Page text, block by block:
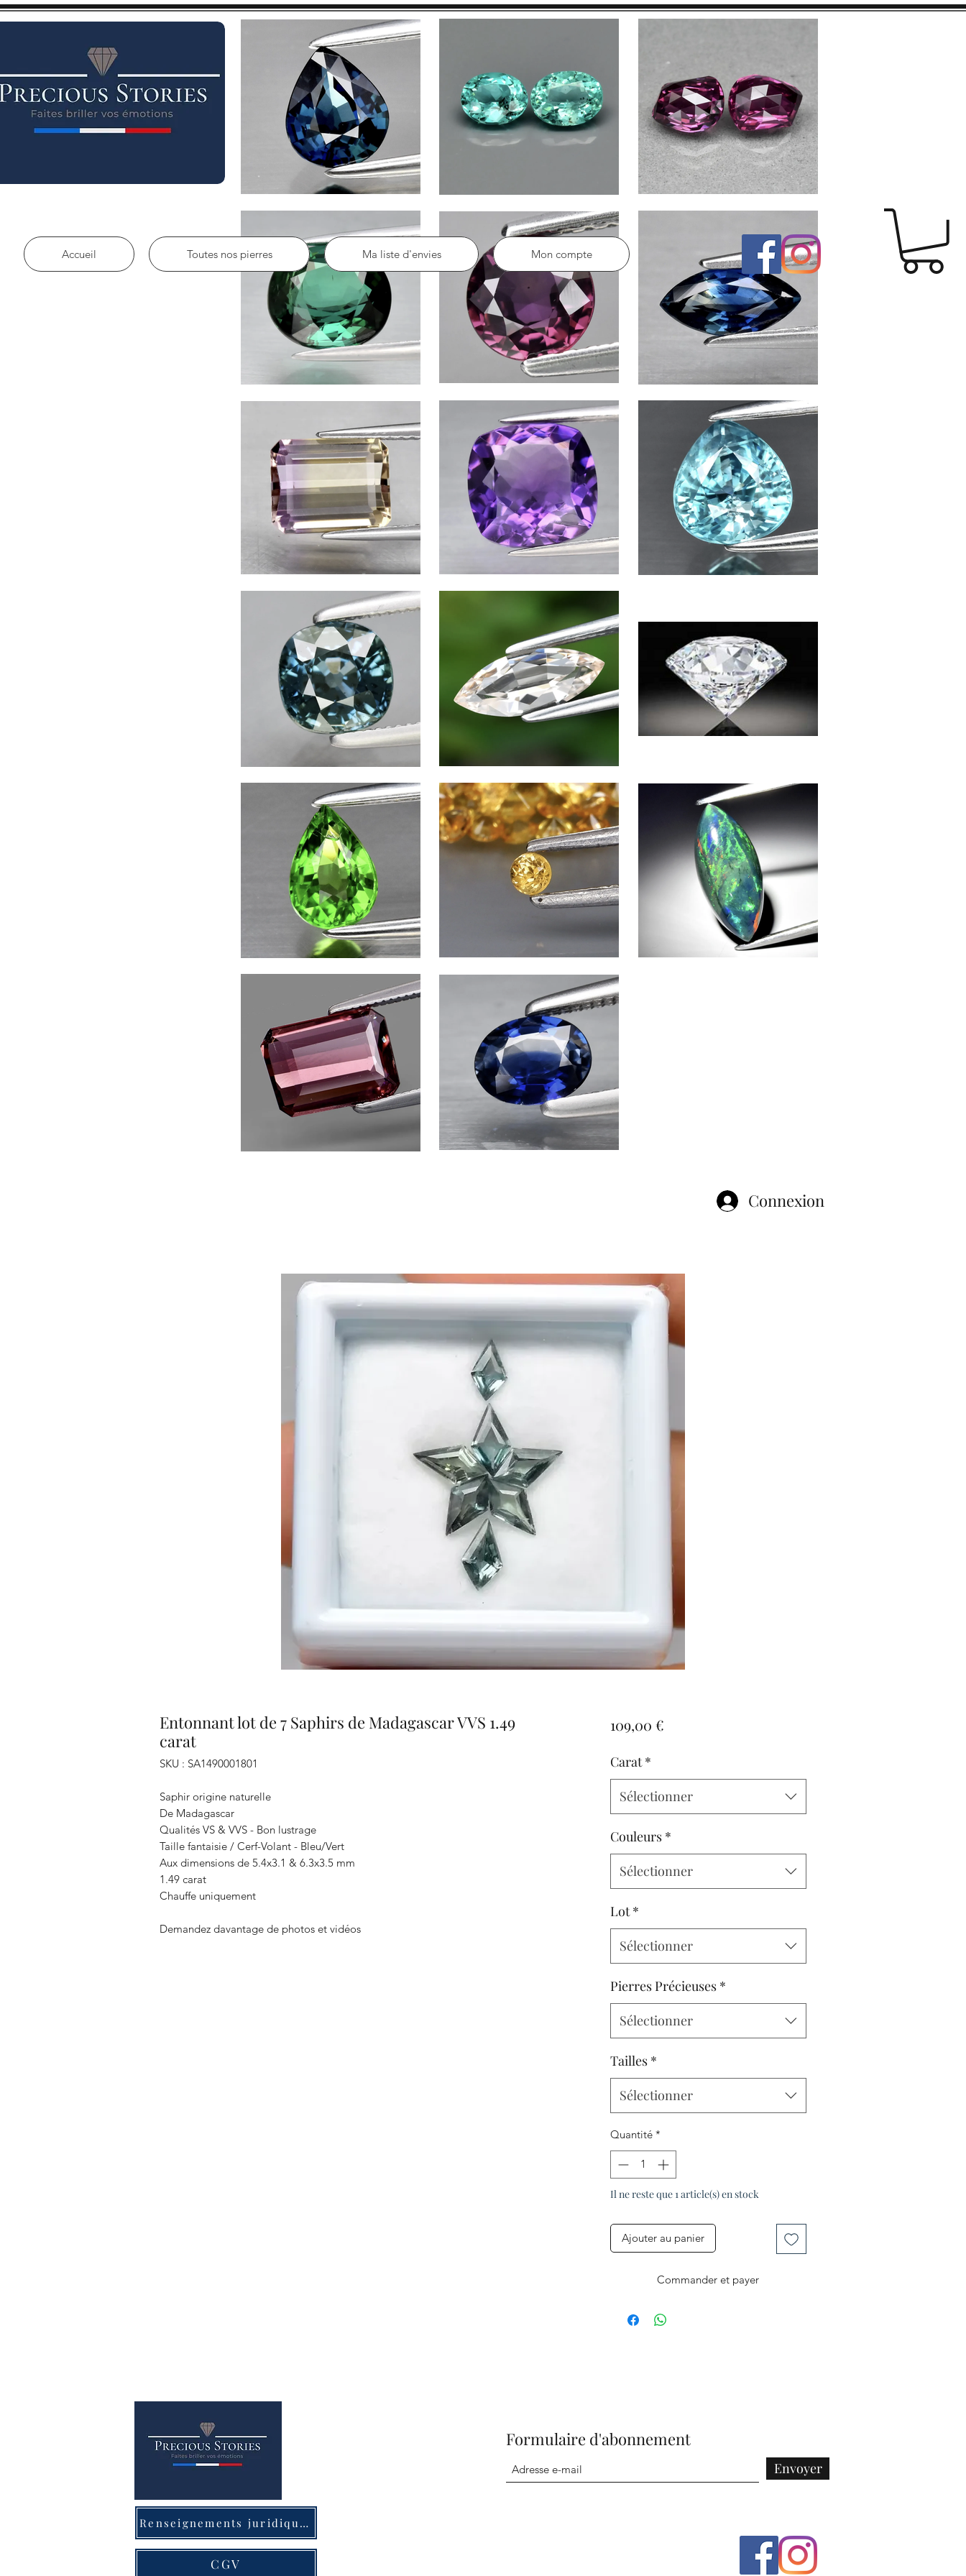
Accueil Toutes nos pierres Ma liste d'envies Mon compte
Entonnant lot de 7 Saphirs de Madagascar VVS 1.49
carat
SKU : SA1490001801
Saphir origine naturelle
De Madagascar
Qualités VS & VVS - Bon lustrage
Taille fantaisie / Cerf-Volant - Bleu/Vert
Aux dimensions de 5.4x3.1 & 6.3x3.5 mm
1.49 carat
Chauffe uniquement
Demandez davantage de photos et vidéos
109,00 €Prix
Carat *
Sélectionner
Couleurs *
Sélectionner
Lot *
Sélectionner
Pierres Précieuses *
Sélectionner
Tailles *
Sélectionner
Quantité *
Il ne reste que 1 article(s) en stock
Ajouter au panier
Commander et payer
Connexion
Renseignements juridiques
CGV
Formulaire d'abonnement
Envoyer